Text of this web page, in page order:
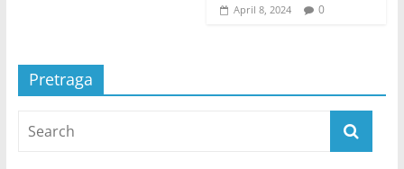
April 8, 2024 0
Pretraga